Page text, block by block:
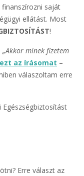
saját
ellátást. Most
!
„Akkor minek fizetem
ezt az írásomat –
válaszoltam erre
Erre választ az